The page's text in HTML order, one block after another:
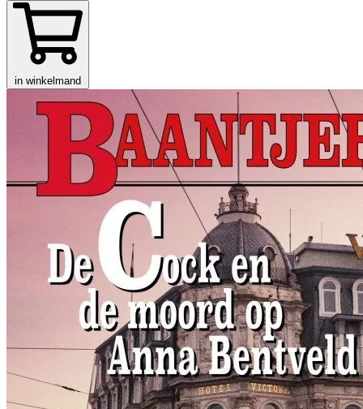
in winkelmand